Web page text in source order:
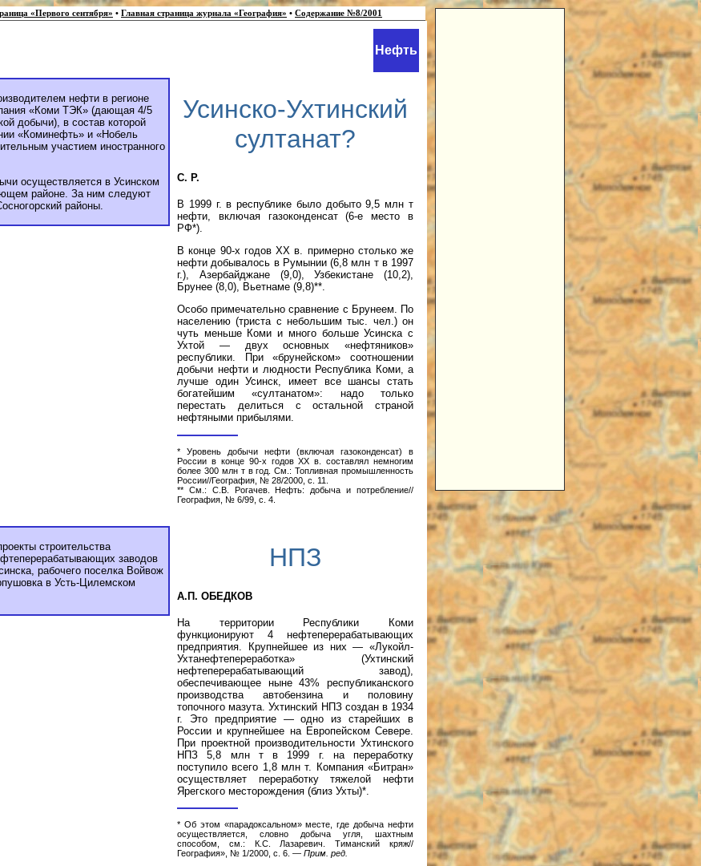
«Первого сентября» • Главная страница журнала «География» • Содержание №8/2001
Нефть
нефти в регионе
«Коми ТЭК» (дающая 4/5
добычи), в состав которой
«Коминефть» и «Нобель
участием иностранного
осуществляется в Усинском
районе. За ним следуют
районы.
Усинско-Ухтинский
султанат?
С. Р.
В 1999 г. в республике было добыто 9,5 млн т
нефти, включая газоконденсат (6-е место в
РФ*).
В конце 90-х годов ХХ в. примерно столько же
нефти добывалось в Румынии (6,8 млн т в 1997
г.), Азербайджане (9,0), Узбекистане (10,2),
Брунее (8,0), Вьетнаме (9,8)**.
Особо примечательно сравнение с Брунеем. По
населению (триста с небольшим тыс. чел.) он
чуть меньше Коми и много больше Усинска с
Ухтой — двух основных «нефтяников»
республики. При «брунейском» соотношении
добычи нефти и людности Республика Коми, а
лучше один Усинск, имеет все шансы стать
богатейшим «султанатом»: надо только
перестать делиться с остальной страной
нефтяными прибылями.
* Уровень добычи нефти (включая газоконденсат) в
России в конце 90-х годов ХХ в. составлял немногим
более 300 млн т в год. См.: Топливная промышленность
России//География, № 28/2000, с. 11.
** См.: С.В. Рогачев. Нефть: добыча и потребление//
География, № 6/99, с. 4.
строительства
заводов
рабочего поселка Войвож
в Усть-Цилемском
НПЗ
А.П. ОБЕДКОВ
На территории Республики Коми
функционируют 4 нефтеперерабатывающих
предприятия. Крупнейшее из них — «Лукойл-
Ухтанефтепереработка» (Ухтинский
нефтеперерабатывающий завод),
обеспечивающее ныне 43% республиканского
производства автобензина и половину
топочного мазута. Ухтинский НПЗ создан в 1934
г. Это предприятие — одно из старейших в
России и крупнейшее на Европейском Севере.
При проектной производительности Ухтинского
НПЗ 5,8 млн т в 1999 г. на переработку
поступило всего 1,8 млн т. Компания «Битран»
осуществляет переработку тяжелой нефти
Ярегского месторождения (близ Ухты)*.
* Об этом «парадоксальном» месте, где добыча нефти
осуществляется, словно добыча угля, шахтным
способом, см.: К.С. Лазаревич. Тиманский кряж//
География», № 1/2000, с. 6. — Прим. ред.